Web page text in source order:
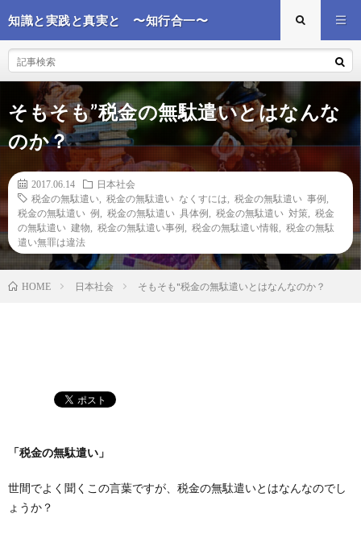
知識と実践と真実と 〜知行合一〜
そもそも”税金の無駄遣いとはなんな
のか？
2017.06.14
日本社会
税金の無駄遣い
税金の無駄遣い なくすには 税金の無駄遣い 事例
税金の無駄遣い 例
税金の無駄遣い 具体例 税金の無駄遣い 対策
税金
の無駄遣い 建物
税金の無駄遣い事例 税金の無駄遣い情報
税金の無駄
遣い無罪は違法
HOME 日本社会 そもそも"税金の無駄遣いとはなんなのか？
「税金の無駄遣い」
世間でよく聞くこの言葉ですが、税金の無駄遣いとはなんなのでし
ょうか？